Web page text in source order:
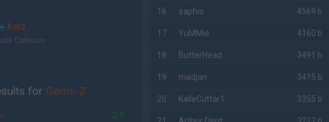
Keiz
Carlsson
for Game-Z
2-0
16 zaphio 4569 b
17 YuMMie 4160 b
18 ButterHead 3491 b
19 madjan 3415 b
20 KalleCuttar1 3355 b